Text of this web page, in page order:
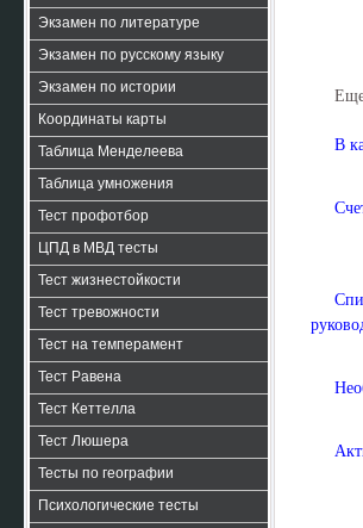
Экзамен по литературе
Экзамен по русскому языку
Экзамен по истории
Координаты карты
Таблица Менделеева
Таблица умножения
Тест профотбор
ЦПД в МВД тесты
Тест жизнестойкости
Тест тревожности
Тест на темперамент
Тест Равена
Тест Кеттелла
Тест Люшера
Тесты по географии
Психологические тесты
В